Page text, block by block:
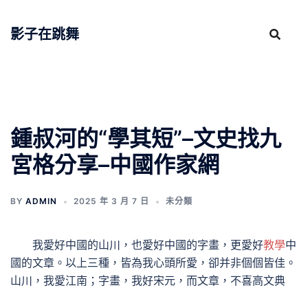
影子在跳舞
鍾叔河的“學其短”–文史找九
宮格分享–中國作家網
BY ADMIN 2025 年 3 月 7 日 未分類
我愛好中國的山川，也愛好中國的字畫，更愛好教學中
國的文章。以上三種，皆為我心頭所愛，卻并非個個皆佳。
山川，我愛江南；字畫，我好宋元，而文章，不喜高文典